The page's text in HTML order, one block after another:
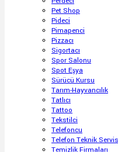
Pet Shop
Pideci
Pimapenci
Pizzacı
Sigortacı
Spor Salonu
Spot Eşya
Sürücü Kursu
Tarım-Hayvancılık
Tatlıcı
Tattoo
Tekstilci
Telefoncu
Telefon Teknik
Temizlik Firmaları